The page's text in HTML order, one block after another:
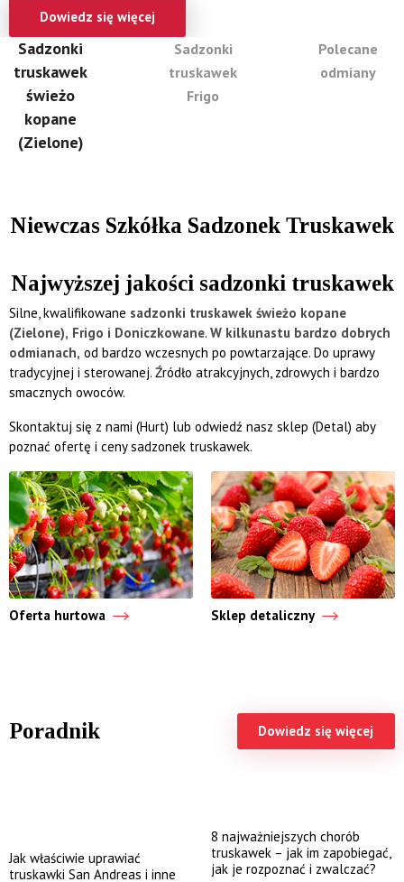
Dowiedz się więcej
Sadzonki
truskawek
świeżo
kopane
(Zielone)
Sadzonki
truskawek
Frigo
Polecane
odmiany
Niewczas Szkółka Sadzonek Truskawek
Najwyższej jakości sadzonki truskawek
Silne, kwalifikowane sadzonki truskawek świeżo kopane
(Zielone), Frigo i Doniczkowane. W kilkunastu bardzo dobrych
odmianach, od bardzo wczesnych po powtarzające. Do uprawy
tradycyjnej i sterowanej. Źródło atrakcyjnych, zdrowych i bardzo
smacznych owoców.
Skontaktuj się z nami (Hurt) lub odwiedź nasz sklep (Detal) aby
poznać ofertę i ceny sadzonek truskawek.
Oferta hurtowa Sklep detaliczny
Poradnik
Jak właściwie uprawiać
truskawki San Andreas i inne
8 najważniejszych chorób
truskawek – jak im zapobiegać,
jak je rozpoznać i zwalczać?
Dowiedz się więcej